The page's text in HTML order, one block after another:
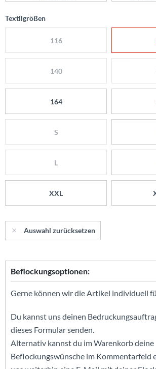
Textilgrößen
116
140
164
S
L
XXL
Auswahl zurücksetzen
Beflockungsoptionen:
Gerne können wir die Artikel individuell
Du kannst uns deinen
dieses Formular senden.
Alternativ kannst du im Warenkorb deine
Beflockungswünsche im Kommentarfeld